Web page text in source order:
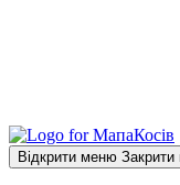
Відкрити меню